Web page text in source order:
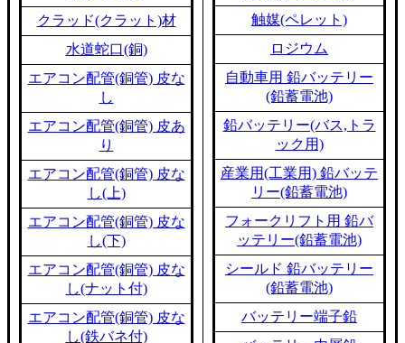
クラッド(クラット)材
水道蛇口(銅)
エアコン配管(銅管) 皮な
し
エアコン配管(銅管) 皮あ
り
エアコン配管(銅管) 皮な
し(上)
エアコン配管(銅管) 皮な
し(下)
エアコン配管(銅管) 皮な
し(ナット付)
エアコン配管(銅管) 皮な
し(鉄バネ付)
触媒(ペレット)
ロジウム
自動車用 鉛バッテリー
(鉛蓄電池)
鉛バッテリー(バス,トラ
ック用)
産業用(工業用) 鉛バッテ
リー(鉛蓄電池)
フォークリフト用 鉛バ
ッテリー(鉛蓄電池)
シールド 鉛バッテリー
(鉛蓄電池)
バッテリー端子鉛